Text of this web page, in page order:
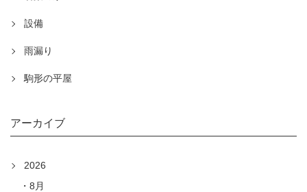
設備
雨漏り
駒形の平屋
アーカイブ
2026
8月